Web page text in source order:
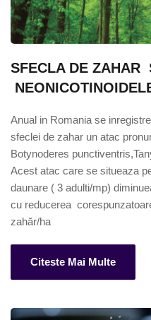
SFECLA DE ZAHAR
Anual in Romania se
sfeclei de zahar un atac
Botynoderes
Acest atac care se situeaza
daunare ( 3 adulti/mp)
cu reducerea
zahăr/ha
Citeste Mai Multe